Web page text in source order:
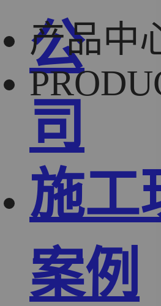
公
司
产品中
施工
案例